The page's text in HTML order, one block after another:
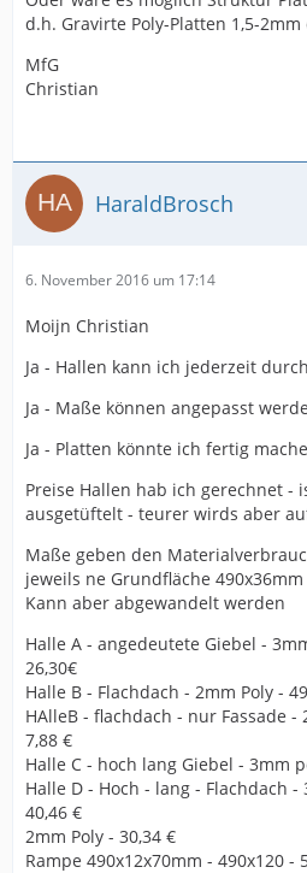
d.h. Gravirte Poly-Platten 1,5-2mm
MfG
Christian
HaraldBrosch
6. November 2016 um 17:14
Moijn Christian
Ja - Hallen kann ich jederzeit
Ja - Maße können angepasst
Ja - Platten könnte ich fertig
Preise Hallen hab ich gerechnet -
ausgetüftelt - teurer wirds aber
Maße geben den
jeweils ne Grundfläche 490x36mm
Kann aber abgewandelt werden
Halle A - angedeutete Giebel -
26,30€
Halle B - Flachdach - 2mm Poly -
HAlleB - flachdach - nur Fassade -
7,88 €
Halle C - hoch lang Giebel - 3mm
Halle D - Hoch - lang - Flachdach -
40,46 €
2mm Poly - 30,34 €
Rampe 490x12x70mm - 490x120 -